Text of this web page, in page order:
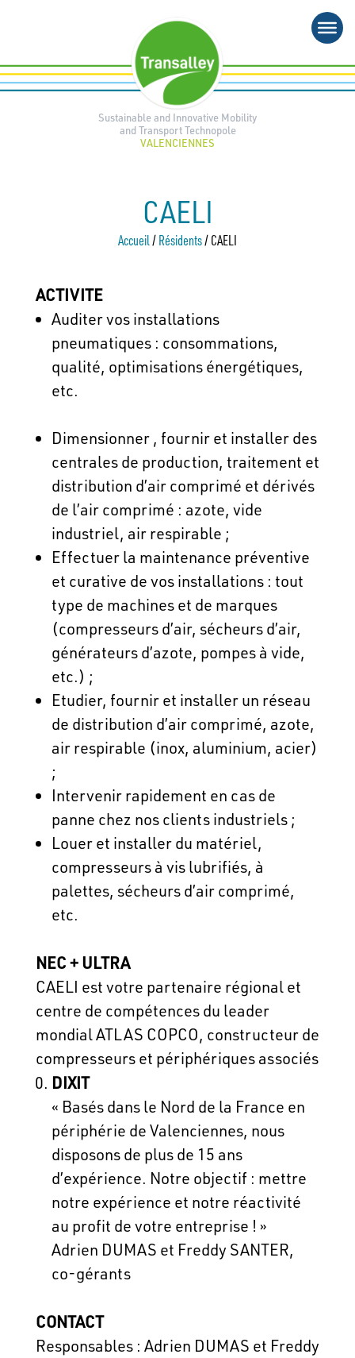
Sustainable and Innovative Mobility
and Transport Technopole
VALENCIENNES
CAELI
Accueil/Résidents/CAELI
ACTIVITE
Auditer vos installations
pneumatiques : consommations,
qualité, optimisations énergétiques,
etc.
Dimensionner , fournir et installer des
centrales de production, traitement et
distribution d’air comprimé et dérivés
de l’air comprimé : azote, vide
industriel, air respirable ;
Effectuer la maintenance préventive
et curative de vos installations : tout
type de machines et de marques
(compresseurs d’air, sécheurs d’air,
générateurs d’azote, pompes à vide,
etc.) ;
Etudier, fournir et installer un réseau
de distribution d’air comprimé, azote,
air respirable (inox, aluminium, acier)
;
Intervenir rapidement en cas de
panne chez nos clients industriels ;
Louer et installer du matériel,
compresseurs à vis lubrifiés, à
palettes, sécheurs d’air comprimé,
etc.
NEC + ULTRA
CAELI est votre partenaire régional et
centre de compétences du leader
mondial ATLAS COPCO, constructeur de
compresseurs et périphériques associés
DIXIT
« Basés dans le Nord de la France en
périphérie de Valenciennes, nous
disposons de plus de 15 ans
d’expérience. Notre objectif : mettre
notre expérience et notre réactivité
au profit de votre entreprise ! »
Adrien DUMAS et Freddy SANTER,
co-gérants
CONTACT
Responsables : Adrien DUMAS et Freddy